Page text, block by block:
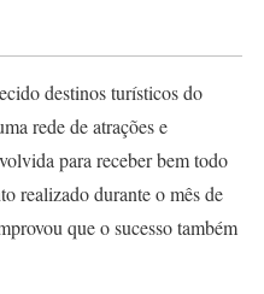
destinos turísticos do
rede de atrações e
para receber bem todo
realizado durante o mês de
que o sucesso também